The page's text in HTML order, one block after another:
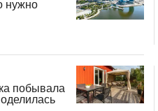
нужно
побывала